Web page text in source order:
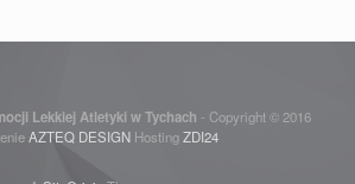
Lekkiej Atletyki w Tychach - Copyright © 2016
AZTEQ DESIGNHostingZDI24